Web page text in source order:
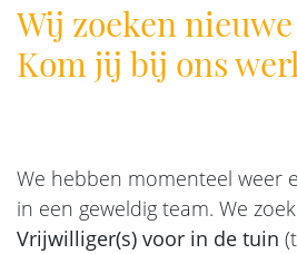
Wij zoeken nieuwe
Kom jij bij ons
We hebben momenteel weer
in een geweldig team. We
Vrijwilliger(s) voor in de tuin